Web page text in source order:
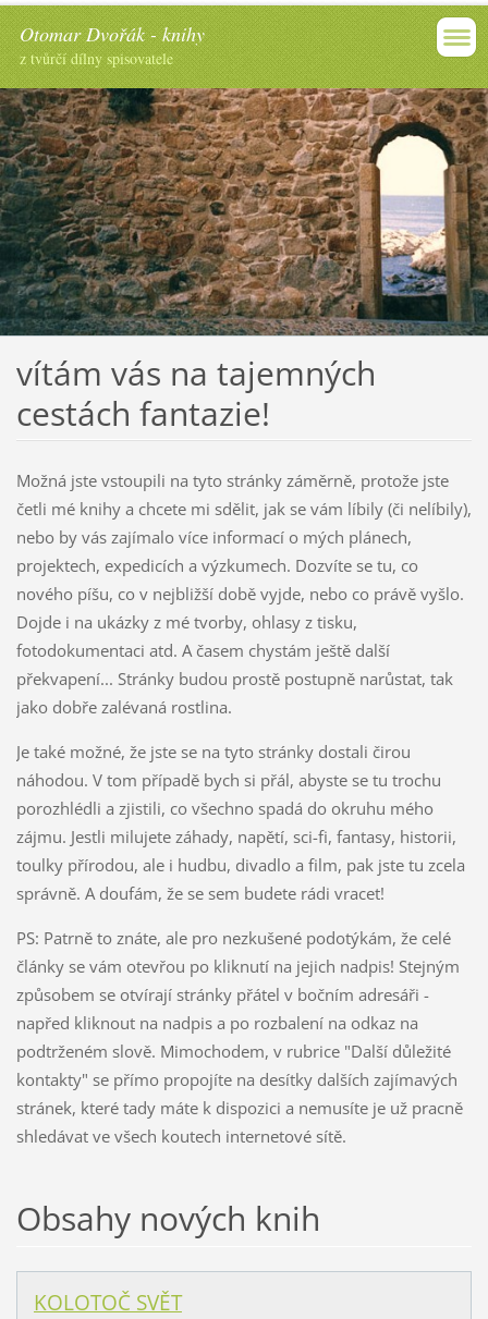
Otomar Dvořák - knihy
z tvůrčí dílny spisovatele
vítám vás na tajemných
cestách fantazie!
Možná jste vstoupili na tyto stránky záměrně, protože jste
četli mé knihy a chcete mi sdělit, jak se vám líbily (či nelíbily),
nebo by vás zajímalo více informací o mých plánech,
projektech, expedicích a výzkumech. Dozvíte se tu, co
nového píšu, co v nejbližší době vyjde, nebo co právě vyšlo.
Dojde i na ukázky z mé tvorby, ohlasy z tisku,
fotodokumentaci atd. A časem chystám ještě další
překvapení... Stránky budou prostě postupně narůstat, tak
jako dobře zalévaná rostlina.
Je také možné, že jste se na tyto stránky dostali čirou
náhodou. V tom případě bych si přál, abyste se tu trochu
porozhlédli a zjistili, co všechno spadá do okruhu mého
zájmu. Jestli milujete záhady, napětí, sci-fi, fantasy, historii,
toulky přírodou, ale i hudbu, divadlo a film, pak jste tu zcela
správně. A doufám, že se sem budete rádi vracet!
PS: Patrně to znáte, ale pro nezkušené podotýkám, že celé
články se vám otevřou po kliknutí na jejich nadpis! Stejným
způsobem se otvírají stránky přátel v bočním adresáři -
napřed kliknout na nadpis a po rozbalení na odkaz na
podtrženém slově. Mimochodem, v rubrice "Další důležité
kontakty" se přímo propojíte na desítky dalších zajímavých
stránek, které tady máte k dispozici a nemusíte je už pracně
shledávat ve všech koutech internetové sítě.
Obsahy nových knih
KOLOTOČ SVĚT